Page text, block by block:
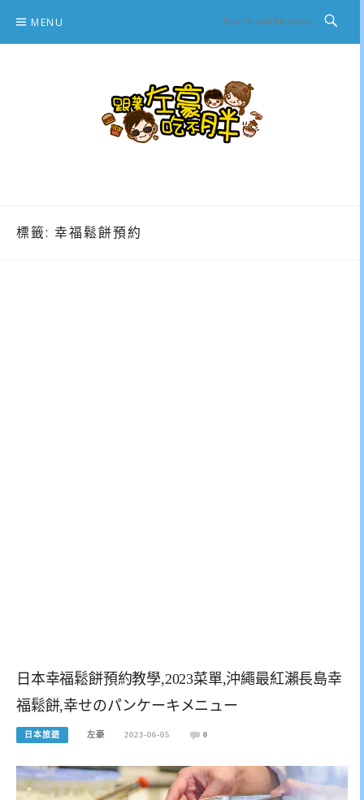
content
MENU
標籤: 幸福鬆餅預約
日本幸福鬆餅預約教學,2023菜單,沖繩最紅瀨長島幸
福鬆餅,幸せのパンケーキメニュー
日本旅遊 左豪 2023-06-05 0